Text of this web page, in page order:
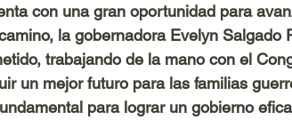
con una gran oportunidad para
la gobernadora Evelyn Salgado
trabajando de la mano con el
un mejor futuro para las familias
para lograr un gobierno